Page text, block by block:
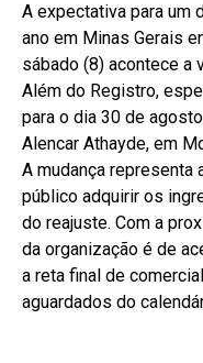
A expectativa para um
ano em Minas Gerais
sábado (8) acontece a
Além do Registro,
para o dia 30 de
Alencar Athayde, em
A mudança representa
público adquirir os
do reajuste. Com a
da organização é de
a reta final de
aguardados do